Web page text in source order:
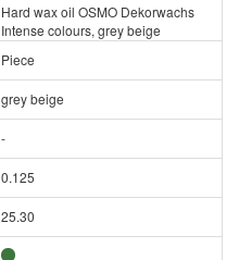
Hard wax oil OSMO Dekorwachs
Intense colours, grey beige
Piece
grey beige
-
0.125
25.30